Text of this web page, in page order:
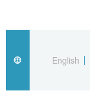
社会
文化
科学・技術
English